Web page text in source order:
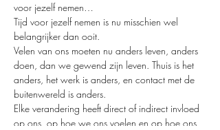
voor jezelf nemen…
Tijd voor jezelf nemen is nu misschien wel
belangrijker dan ooit.
Velen van ons moeten nu anders leven, anders
doen, dan we gewend zijn leven. Thuis is het
anders, het werk is anders, en contact met de
buitenwereld is anders.
Elke verandering heeft direct of indirect invloed
op ons, op hoe we ons voelen en op hoe ons